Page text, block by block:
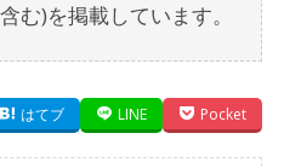
む)を掲載しています。
はてブ LINE Pocket